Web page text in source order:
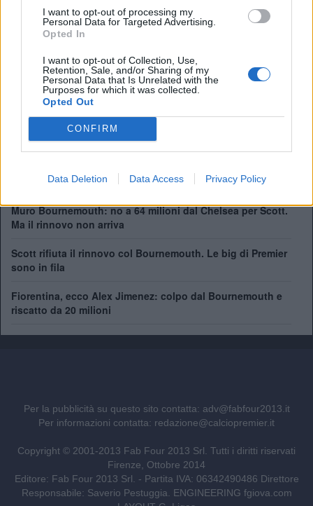
I want to opt-out of processing my
Personal Data for Targeted Advertising.
Opted In
I want to opt-out of Collection, Use,
Retention, Sale, and/or Sharing of my
Personal Data that Is Unrelated with the
Purposes for which it was collected.
Opted Out
CONFIRM
Data Deletion Data Access Privacy Policy
Stadio: Dean Court (11.700)
Città:Bournemouth
Presidente:Bill Foley
ALBO D'ORO
Lo voleva il Milan, ma andrà al Bournemouth. Le cifre ed i
dettagli per Antonio Silva
frena tutto
Muro Bournemouth: no a 64 milioni dal Chelsea per Scott.
Ma il rinnovo non arriva
Scott rifiuta il rinnovo col Bournemouth. Le big di Premier
sono in fila
Fiorentina, ecco Alex Jimenez: colpo dal Bournemouth e
riscatto da 20 milioni
Per la pubblicità su questo sito contatta: adv@fabfour2013.it
Per informazioni contatta: redazione@calciopremier.it
Copyright © 2001-2013 Fab Four 2013 Srl. Tutti i diritti riservati
Firenze, Ottobre 2014
Editore: Fab Four 2013 Srl. - Partita IVA: 06342490486 Direttore
Responsabile: Saverio Pestuggia. ENGINEERING fgiova.com